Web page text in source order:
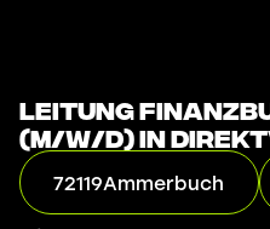
Leitung
(m/w/d) in
72119Ammerbuch